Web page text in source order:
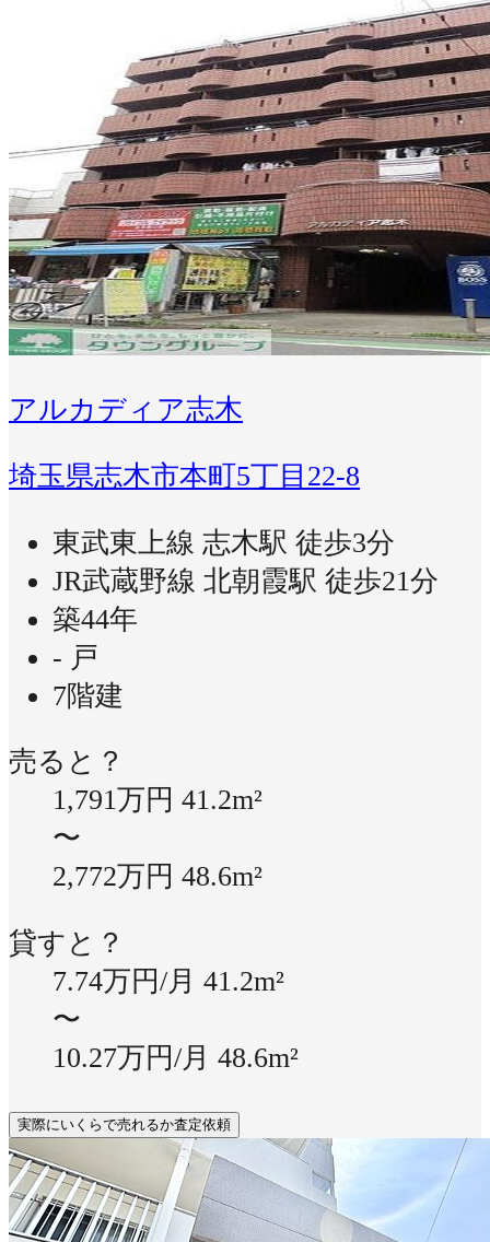
アルカディア志木
埼玉県志木市本町5丁目22-8
東武東上線 志木駅 徒歩3分
JR武蔵野線 北朝霞駅 徒歩21分
築44年
- 戸
7階建
売ると？
1,791万円 41.2m²
〜
2,772万円 48.6m²
貸すと？
7.74万円/月 41.2m²
〜
10.27万円/月 48.6m²
実際にいくらで売れるか査定依頼